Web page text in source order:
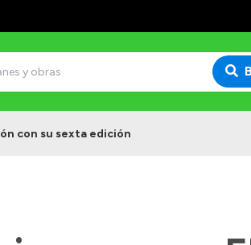
con su sexta edición